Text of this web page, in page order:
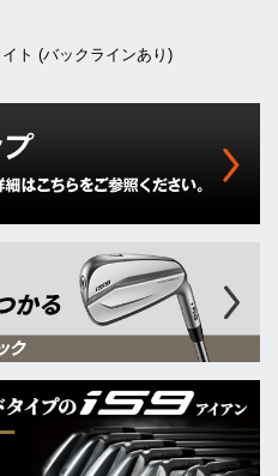
ト (バックラインあり)